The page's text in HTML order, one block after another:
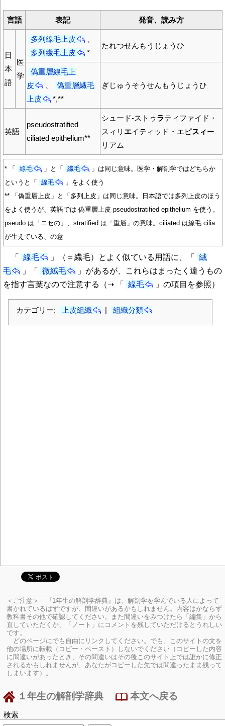
言語 表記 発音、読み方
日
本
語
医
学
多列線毛上皮
多列繊毛上皮
*
たれつせんもうじょうひ
偽重層線毛上
皮
偽重層繊毛
上皮
*,**
ぎじゅうそうせんもうじょうひ
英語
pseudostratified
ciliated epithelium**
シュード-ストゥラティファイド・
スィリ エイティッド・エピスィー
リアム
* 「 線毛 」と「 繊毛
」は同じ意味。医学・解剖学ではどちらか
というと「
線毛
」をよく使う
** 「偽重層上皮」と「多列上皮」は同じ意味。日本語では多列上皮のほう
をよく使うが、英語では 偽重層上皮 pseudostratified epithelium を使う。
pseudo は「ニセの」、stratified は「重層」の意味。ciliated は線毛 cilia
が生えている、の意
「 線毛 」（＝繊毛）とよく似ている用語に、「
絨
毛
」「 微絨毛
」があるが、これらはまったく違うもの
を指す言葉なので注意する（➝ 「
線毛 」の項目を参照）
カテゴリー: 上皮組織 | 組織分類
＜ご注意＞ 『1年生の解剖学辞典』は、解剖学を学んでいる人によって
書かれているはずですが、間違いがあるかもしれません。内容はかならず
教科書その他で確認してください。
また間違いをみつけたら「編集」から
直していただくか、「ノート」にコメントを残していただけるとうれしい
です。
どのページにでも自由にリンクしてください。でも、このサイトの文を
他の場所に転載（コピー・ペースト）しないでください（コピーした内容
に間違いがあったとき、その間違いはその後このサイト上では誰かに修正
されるかもしれませんが、あなたがコピーした先では間違ったまま残って
しまいます）。
１年生の解剖学辞典 本文へ戻る
検索